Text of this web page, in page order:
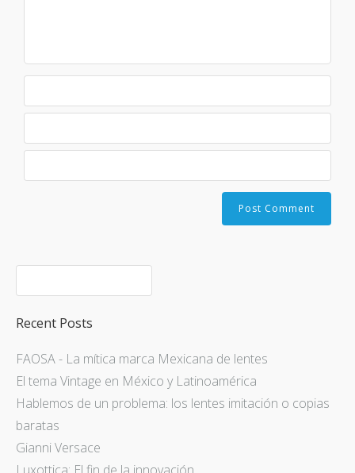
Recent Posts
FAOSA - La mítica marca Mexicana de lentes
El tema Vintage en México y Latinoamérica
Hablemos de un problema: los lentes imitación o copias
baratas
Gianni Versace